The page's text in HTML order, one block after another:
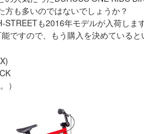
も多いのではないでしょうか？
も2016年モデルが入荷しま
ですので、もう購入を決めている
）